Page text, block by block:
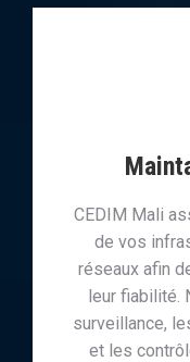
CEDIM Mali
de vos
réseaux afin
leur fiabilité.
surveillance,
et les